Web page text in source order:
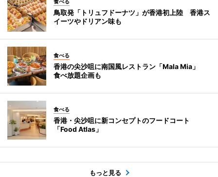
鳥取発「トリュフドーナツ」が香港初上陸 香港ス
イーツやドリアン味も
食べる
香港の尖沙咀に南国風レストラン「Mala Mia」
食べ放題企画も
食べる
香港・尖沙咀に新コンセプトのフードコート
「Food Atlas」
もっと見る